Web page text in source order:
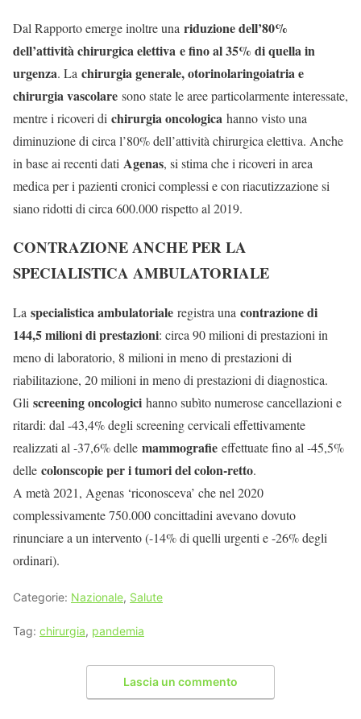
Dal Rapporto emerge inoltre una riduzione dell’80%
dell’attività chirurgica elettiva e fino al 35% di quella in
urgenza. La chirurgia generale, otorinolaringoiatria e
chirurgia vascolare sono state le aree particolarmente interessate,
mentre i ricoveri di chirurgia oncologica hanno visto una
diminuzione di circa l’80% dell’attività chirurgica elettiva. Anche
in base ai recenti dati Agenas, si stima che i ricoveri in area
medica per i pazienti cronici complessi e con riacutizzazione si
siano ridotti di circa 600.000 rispetto al 2019.
CONTRAZIONE ANCHE PER LA
SPECIALISTICA AMBULATORIALE
La specialistica ambulatoriale registra una contrazione di
144,5 milioni di prestazioni: circa 90 milioni di prestazioni in
meno di laboratorio, 8 milioni in meno di prestazioni di
riabilitazione, 20 milioni in meno di prestazioni di diagnostica.
Gli screening oncologici hanno subìto numerose cancellazioni e
ritardi: dal -43,4% degli screening cervicali effettivamente
realizzati al -37,6% delle mammografie effettuate fino al -45,5%
delle colonscopie per i tumori del colon-retto.
A metà 2021, Agenas ‘riconosceva’ che nel 2020
complessivamente 750.000 concittadini avevano dovuto
rinunciare a un intervento (-14% di quelli urgenti e -26% degli
ordinari).
Categorie: Nazionale, Salute
Tag: chirurgia, pandemia
Lascia un commento